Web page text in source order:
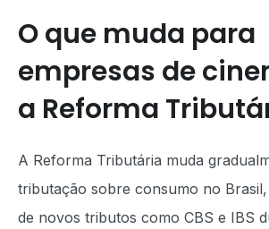
O que muda para
empresas de
a Reforma
A Reforma Tributária muda
tributação sobre consumo no
de novos tributos como CBS e IBS